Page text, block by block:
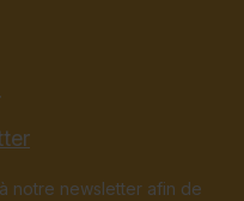
notre newsletter afin de